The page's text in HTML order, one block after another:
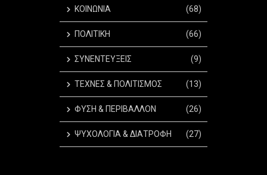
ΚΟΙΝΩΝΙΑ (68)
ΠΟΛΙΤΙΚΗ (66)
ΣΥΝΕΝΤΕΥΞΕΙΣ (9)
ΤΕΧΝΕΣ & ΠΟΛΙΤΙΣΜΟΣ (13)
ΦΥΣΗ & ΠΕΡΙΒΑΛΛΟΝ (26)
ΨΥΧΟΛΟΓΙΑ & ΔΙΑΤΡΟΦΗ (27)